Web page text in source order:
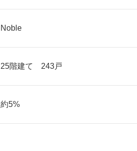
Noble
25階建て 243戸
約5%